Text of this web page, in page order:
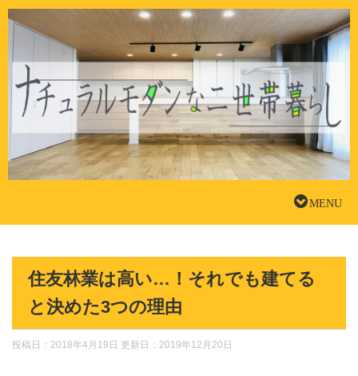
住友林業は高い…！それでも建てる
と決めた3つの理由
投稿日：2018年4月19日 更新日： 2019年12月20日